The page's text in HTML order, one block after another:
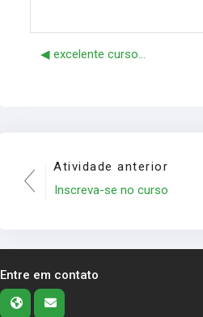
◀︎ excelente curso...
Atividade anterior
Inscreva-se no curso
Entre em contato